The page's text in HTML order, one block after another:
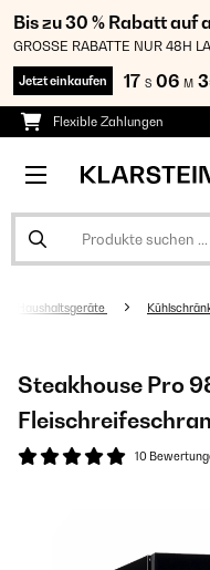
Bis zu 30 % Rabatt
GROSSE RABATTE NUR 48H
Jetzt einkaufen 17 S 06 M
Flexible Zahlungen
Haushaltsgeräte
Steakhouse Pro
10